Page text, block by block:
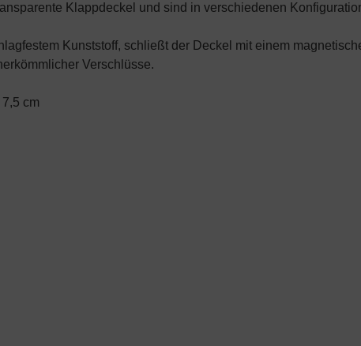
Klappdeckel und sind in verschiedenen
Kunststoff, schließt der Deckel mit einem
Verschlüsse.
cm